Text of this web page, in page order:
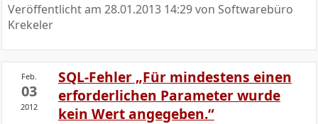
Veröffentlicht am 28.01.2013 14:29von Softwarebüro
Krekeler
Feb.
03
2012
SQL-Fehler „Für mindestens einen
erforderlichen Parameter wurde
kein Wert angegeben.“